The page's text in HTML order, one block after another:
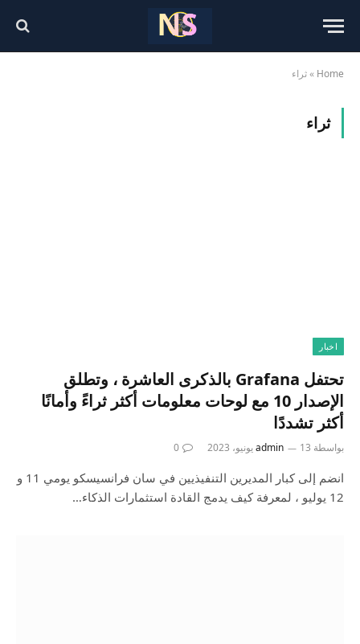
Home
»ثراء
ثراء
اخبار
تحتفل Grafana بالذكرى العاشرة ، وتطلق
الإصدار 10 مع لوحات معلومات أكثر ثراءً وأمانًا
أكثر تشددًا
بواسطة admin 13 يونيو، 2023 0
انضم إلى كبار المديرين التنفيذيين في سان فرانسيسكو يومي 11 و
12 يوليو ، لمعرفة كيف يدمج القادة استثمارات الذكاء…